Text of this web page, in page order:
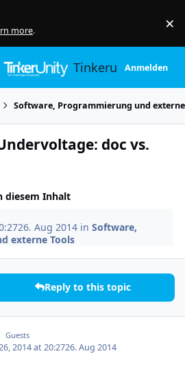
more. ×
TinkerunityAnmelden
Software, Programmierung und
doc vs.
diesem Inhalt
26. Aug 2014 inSoftware,
externe Tools
Reply to this topic
Guests
2014 at 20:2726. Aug 2014